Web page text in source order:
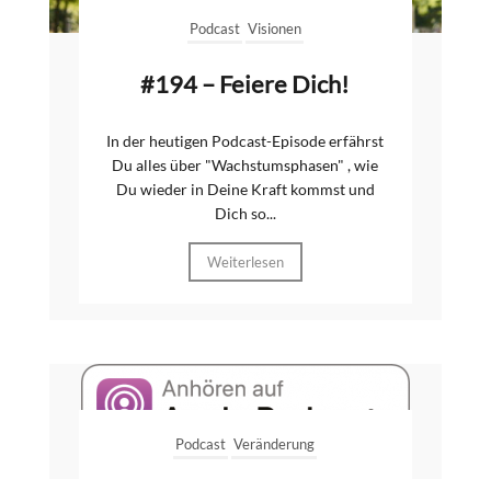
Podcast Visionen
#194 – Feiere Dich!
In der heutigen Podcast-Episode erfährst
Du alles über "Wachstumsphasen" , wie
Du wieder in Deine Kraft kommst und
Dich so...
Weiterlesen
Podcast Veränderung